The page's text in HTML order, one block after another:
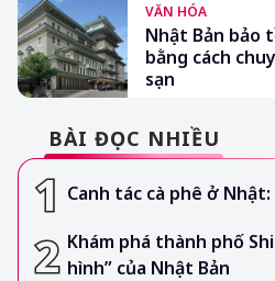
VĂN HÓA
Nhật Bản bảo
bằng cách
sạn
BÀI ĐỌC NHIỀU
Canh tác cà phê ở
Khám phá thành phố
hình” của Nhật Bản